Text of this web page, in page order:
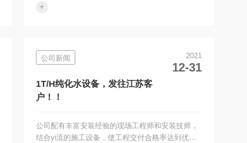
利通过认证验收！附近有需要安装售后的请和我们
员的培训。我公司对用户实行设备一年保修，终身
服务的原则，均建立档案，进行跟踪服务，确保质
量水平
+
公司新闻 2021
12-31
1T/H纯化水设备，发往江苏客
户！！
公司配有丰富安装经验的现场工程师和安装技师，
结合yi流的施工设备，使工程交付合格率达到优良